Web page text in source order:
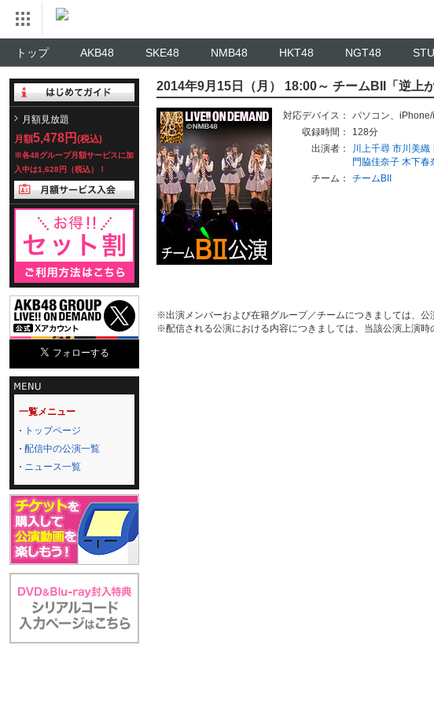
トップ AKB48 SKE48 NMB48 HKT48 NGT48
月額見放題
月額5,478円 (税込)
※各48グループ月額サービスに加
入中は1,628円（税込）！
一覧メニュー
トップページ
配信中の公演一覧
ニュース一覧
2014年9月15日（月） 18:00～ チームBII「逆上
対応デバイス： パソコン、 iPhone/
収録時間：
128分
出演者：
川上千尋 市川美織
門脇佳奈子 木下春
チーム：
チームBII
※出演メンバーおよび在籍グループ／チームにつきましては、公
※配信される公演における内容につきましては、当該公演上演時